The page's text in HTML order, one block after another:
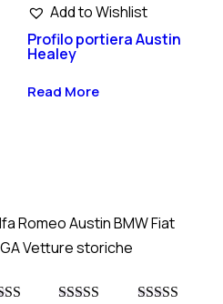
Add to Wishlist
Profilo portiera Austin
Healey
Read More
RomeoAustinBMWFiat
Vetture storiche